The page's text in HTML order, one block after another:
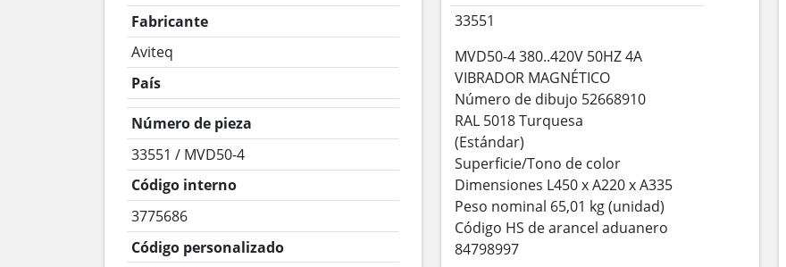
Fabricante
Aviteq
País
Número de pieza
33551 / MVD50-4
Código interno
3775686
Código personalizado
33551
MVD50-4 380..420V 50HZ 4A
VIBRADOR MAGNÉTICO
Número de dibujo 52668910
RAL 5018 Turquesa
(Estándar)
Superficie/Tono de color
Dimensiones L450 x A220 x A335
Peso nominal 65,01 kg (unidad)
Código HS de arancel aduanero
84798997